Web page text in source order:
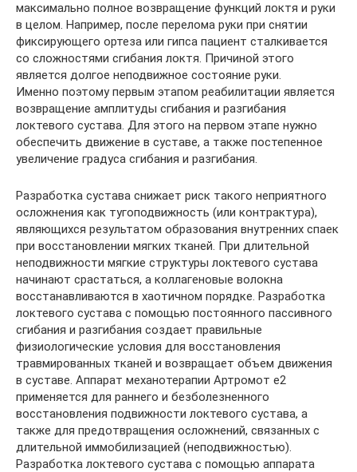
максимально полное возвращение функций локтя и руки
в целом. Например, после перелома руки при снятии
фиксирующего ортеза или гипса пациент сталкивается
со сложностями сгибания локтя. Причиной этого
является долгое неподвижное состояние руки.
Именно поэтому первым этапом реабилитации является
возвращение амплитуды сгибания и разгибания
локтевого сустава. Для этого на первом этапе нужно
обеспечить движение в суставе, а также постепенное
увеличение градуса сгибания и разгибания.
Разработка сустава снижает риск такого неприятного
осложнения как тугоподвижность (или контрактура),
являющихся результатом образования внутренних спаек
при восстановлении мягких тканей. При длительной
неподвижности мягкие структуры локтевого сустава
начинают срастаться, а коллагеновые волокна
восстанавливаются в хаотичном порядке. Разработка
локтевого сустава с помощью постоянного пассивного
сгибания и разгибания создает правильные
физиологические условия для восстановления
травмированных тканей и возвращает объем движения
в суставе. Аппарат механотерапии Артромот e2
применяется для раннего и безболезненного
восстановления подвижности локтевого сустава, а
также для предотвращения осложнений, связанных с
длительной иммобилизацией (неподвижностью).
Разработка локтевого сустава с помощью аппарата